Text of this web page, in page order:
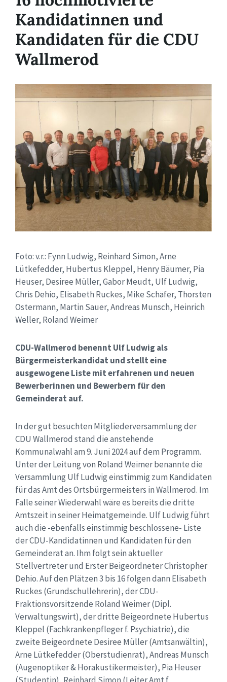
Kandidatinnen und
Kandidaten für die CDU
Wallmerod
Foto: v.r.: Fynn Ludwig, Reinhard Simon, Arne
Lütkefedder, Hubertus Kleppel, Henry Bäumer, Pia
Heuser, Desiree Müller, Gabor Meudt, Ulf Ludwig,
Chris Dehio, Elisabeth Ruckes, Mike Schäfer, Thorsten
Ostermann, Martin Sauer, Andreas Munsch, Heinrich
Weller, Roland Weimer
CDU-Wallmerod benennt Ulf Ludwig als
Bürgermeisterkandidat und stellt eine
ausgewogene Liste mit erfahrenen und neuen
Bewerberinnen und Bewerbern für den
Gemeinderat auf.
In der gut besuchten Mitgliederversammlung der
CDU Wallmerod stand die anstehende
Kommunalwahl am 9. Juni 2024 auf dem Programm.
Unter der Leitung von Roland Weimer benannte die
Versammlung Ulf Ludwig einstimmig zum Kandidaten
für das Amt des Ortsbürgermeisters in Wallmerod. Im
Falle seiner Wiederwahl wäre es bereits die dritte
Amtszeit in seiner Heimatgemeinde. Ulf Ludwig führt
auch die -ebenfalls einstimmig beschlossene- Liste
der CDU-Kandidatinnen und Kandidaten für den
Gemeinderat an. Ihm folgt sein aktueller
Stellvertreter und Erster Beigeordneter Christopher
Dehio. Auf den Plätzen 3 bis 16 folgen dann Elisabeth
Ruckes (Grundschullehrerin), der CDU-
Fraktionsvorsitzende Roland Weimer (Dipl.
Verwaltungswirt), der dritte Beigeordnete Hubertus
Kleppel (Fachkrankenpfleger f. Psychiatrie), die
zweite Beigeordnete Desiree Müller (Amtsanwältin),
Arne Lütkefedder (Oberstudienrat), Andreas Munsch
(Augenoptiker & Hörakustikermeister), Pia Heuser